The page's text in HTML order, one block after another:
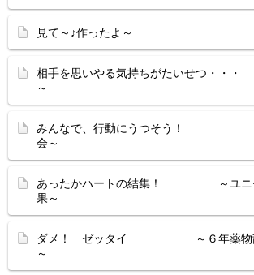
見て～♪作ったよ～ ～
相手を思いやる気持ちがたいせつ・・
～
みんなで、行動にうつそう
会～
あったかハートの結集！ ～ユニ
果～
ダメ！ ゼッタイ ～６年薬物乱
～